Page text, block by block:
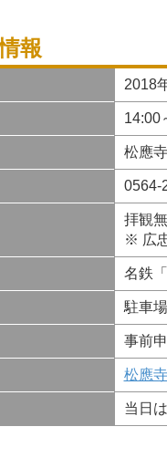
報
2018
14:00
松應
0564-
拝観
※ 広
名鉄
駐車
事前
松應
当日